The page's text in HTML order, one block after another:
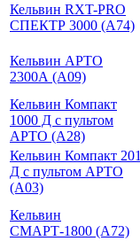
Кельвин RXT-PRO
СПЕКТР 3000 (А74)
Кельвин АРТО
2300А (А09)
Кельвин Компакт
1000 Д с пультом
АРТО (А28)
Кельвин Компакт 201
Д с пультом АРТО
(А03)
Кельвин
СМАРТ-1800 (А72)